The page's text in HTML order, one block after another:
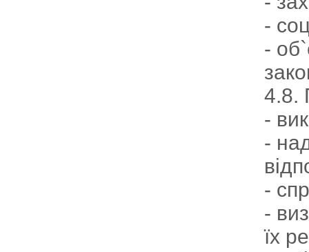
-
-
4.8.
-
-
-
-
їх